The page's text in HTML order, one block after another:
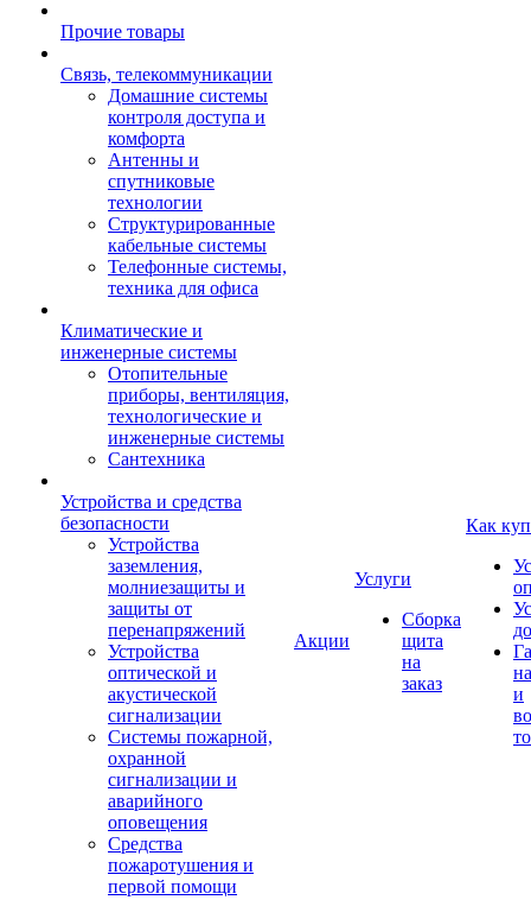
Прочие товары
Связь, телекоммуникации
Домашние системы
контроля доступа и
комфорта
Антенны и
спутниковые
технологии
Структурированные
кабельные системы
Телефонные системы,
техника для офиса
Климатические и
инженерные системы
Отопительные
приборы, вентиляция,
технологические и
инженерные системы
Сантехника
Устройства и средства
безопасности
Устройства
заземления,
молниезащиты и
защиты от
перенапряжений
Устройства
оптической и
акустической
сигнализации
Системы пожарной,
охранной
сигнализации и
аварийного
оповещения
Средства
пожаротушения и
первой помощи
Акции
Услуги
Сборка
щита
на
заказ
Как
и